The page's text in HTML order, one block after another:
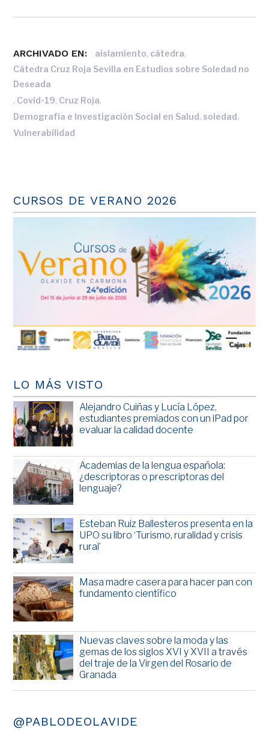
ARCHIVADO EN: aislamiento, cátedra,
Cátedra Cruz Roja Sevilla en Estudios sobre Soledad no
Deseada
, Covid-19, Cruz Roja,
Demografía e Investigación Social en Salud,soledad,
Vulnerabilidad
CURSOS DE VERANO 2026
LO MÁS VISTO
Alejandro Cuiñas y Lucía López,
estudiantes premiados con un iPad por
evaluar la calidad docente
Academias de la lengua española:
¿descriptoras o prescriptoras del
lenguaje?
Esteban Ruiz Ballesteros presenta en la
UPO su libro ‘Turismo, ruralidad y crisis
rural’
Masa madre casera para hacer pan con
fundamento científico
Nuevas claves sobre la moda y las
gemas de los siglos XVI y XVII a través
del traje de la Virgen del Rosario de
Granada
@PABLODEOLAVIDE